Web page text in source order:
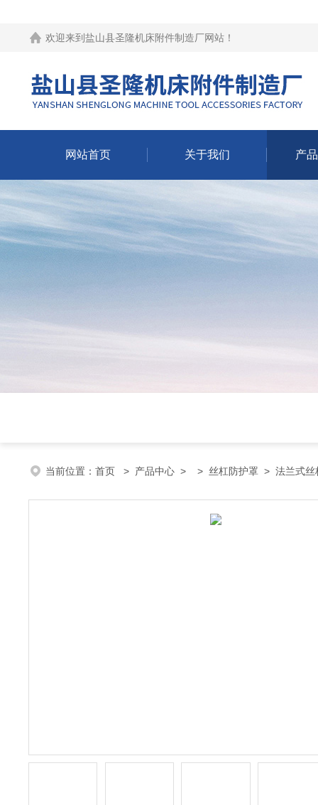
欢迎来到 盐山县圣隆机床附件制造厂网站 ！
网站首页 关于我们 产
当前位置： 首页 > 产品中心 > > 丝杠防护罩 > 法兰式丝